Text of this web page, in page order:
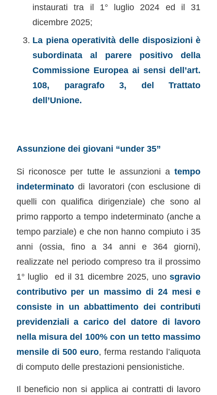
instaurati tra il 1° luglio 2024 ed il 31
dicembre 2025;
La piena operatività delle disposizioni è
subordinata al parere positivo della
Commissione Europea ai sensi dell’art.
108, paragrafo 3, del Trattato
dell’Unione.
Assunzione dei giovani “under 35”
Si riconosce per tutte le assunzioni atempo
indeterminatodi lavoratori (con esclusione di
quelli con qualifica dirigenziale) che sono al
primo rapporto a tempo indeterminato (anche a
tempo parziale) e che non hanno compiuto i 35
anni (ossia, fino a 34 anni e 364 giorni),
realizzate nel periodo compreso tra il prossimo
1° luglio ed il 31 dicembre 2025, unosgravio
contributivo per un massimo di 24 mesi e
consiste in un abbattimento dei contributi
previdenziali a carico del datore di lavoro
nella misura del 100% con un tetto massimo
mensile di 500 euro, ferma restando l’aliquota
di computo delle prestazioni pensionistiche.
Il beneficio non si applica ai contratti di lavoro